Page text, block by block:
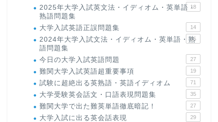
2025年大学入試英文法・イディオム・英単語・
熟語問題集
18
大学入試英語正誤問題集 14
2024年大学入試文法・イディオム・英単語・熟
語問題集
15
今日の大学入試英語問題 27
難関大学入試英語超重要事項 19
試験に超絶出る英熟語・英語イディオム 71
大学受験英会話文・口語表現問題集 35
難関大学で出た難英単語徹底暗記！ 27
大学入試に出る英会話表現 29